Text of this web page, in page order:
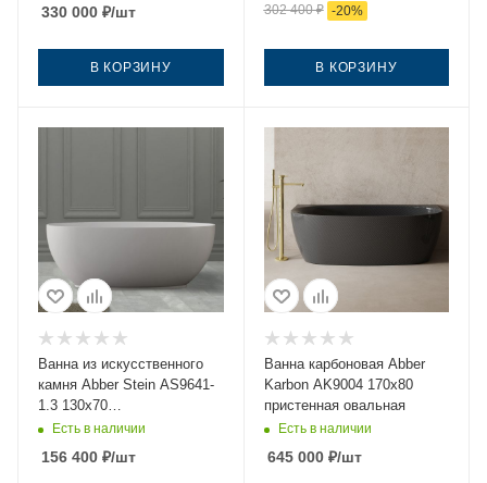
330 000 ₽/шт
В КОРЗИНУ
302 400₽ -20%
В КОРЗИНУ
Ванна из искусственного
камня Abber Stein AS9641-
1.3 130х70
отдельностоящая овальная
с ножками
Есть в наличии
156 400 ₽/шт
Ванна карбоновая Abber
Karbon AK9004 170х80
пристенная овальная
Есть в наличии
645 000₽/шт